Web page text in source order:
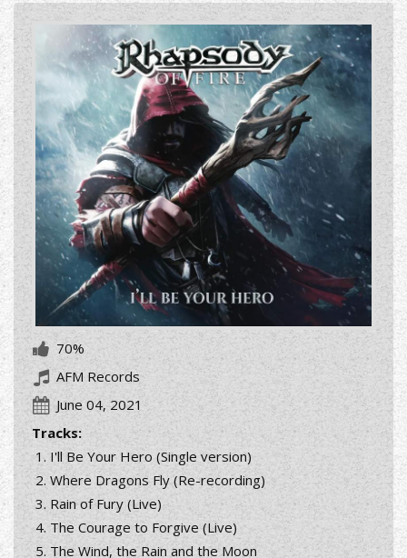
70%
AFM Records
June 04, 2021
Tracks:
I'll Be Your Hero (Single version)
Where Dragons Fly (Re-recording)
Rain of Fury (Live)
The Courage to Forgive (Live)
The Wind, the Rain and the Moon